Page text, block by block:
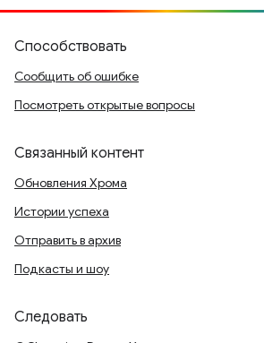
Способствовать
Сообщить об ошибке
Посмотреть открытые вопросы
Связанный контент
Обновления Хрома
Истории успеха
Отправить в архив
Подкасты и шоу
Следовать